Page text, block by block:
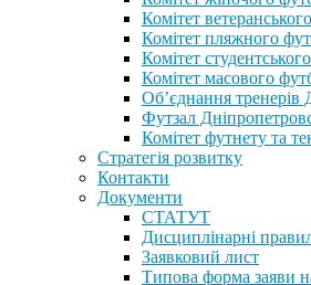
Комітет
Комітет пляжного
Комітет
Комітет масового
Обʼєднання
Футзал
Комітет футнету та
Стратегія розвитку
Контакти
Документи
СТАТУТ
Дисциплінарні
Заявковий лист
Типова форма заяви